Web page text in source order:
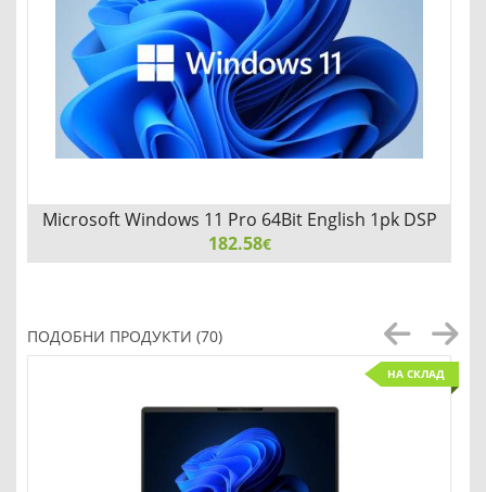
Добави
Microsoft Windows 11 Pro 64Bit English 1pk DSP
OEI DVD
182.58€
ПОДОБНИ ПРОДУКТИ (70)
НА СКЛАД